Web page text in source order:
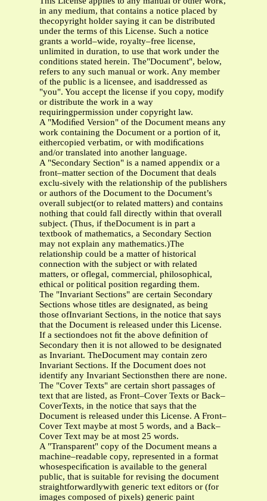
in any medium, that contains a notice placed by
thecopyright holder saying it can be distributed
under the terms of this License. Such a notice
grants a world–wide, royalty–free license,
unlimited in duration, to use that work under the
conditions stated herein. The"Document", below,
refers to any such manual or work. Any member
of the public is a licensee, and isaddressed as
"you". You accept the license if you copy, modify
or distribute the work in a way
requiringpermission under copyright law.
A "Modiﬁed Version" of the Document means any
work containing the Document or a portion of it,
eithercopied verbatim, or with modiﬁcations
and/or translated into another language.
A "Secondary Section" is a named appendix or a
front–matter section of the Document that deals
exclu-sively with the relationship of the publishers
or authors of the Document to the Document’s
overall subject(or to related matters) and contains
nothing that could fall directly within that overall
subject. (Thus, if theDocument is in part a
textbook of mathematics, a Secondary Section
may not explain any mathematics.)The
relationship could be a matter of historical
connection with the subject or with related
matters, or oflegal, commercial, philosophical,
ethical or political position regarding them.
The "Invariant Sections" are certain Secondary
Sections whose titles are designated, as being
those ofInvariant Sections, in the notice that says
that the Document is released under this License.
If a sectiondoes not ﬁt the above deﬁnition of
Secondary then it is not allowed to be designated
as Invariant. TheDocument may contain zero
Invariant Sections. If the Document does not
identify any Invariant Sectionsthen there are none.
The "Cover Texts" are certain short passages of
text that are listed, as Front–Cover Texts or Back–
CoverTexts, in the notice that says that the
Document is released under this License. A Front–
Cover Text maybe at most 5 words, and a Back–
Cover Text may be at most 25 words.
A "Transparent" copy of the Document means a
machine–readable copy, represented in a format
whosespeciﬁcation is available to the general
public, that is suitable for revising the document
straightforwardlywith generic text editors or (for
images composed of pixels) generic paint